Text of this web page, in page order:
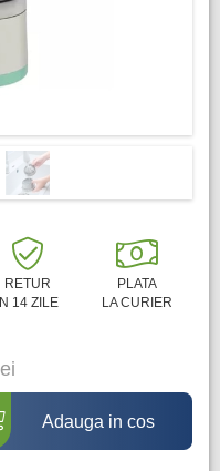
RETUR
IN 14 ZILE
PLATA
LA CURIER
lei
Adauga in cos